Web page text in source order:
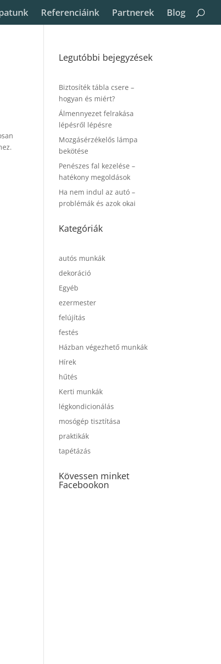
Referenciáink Partnerek Blog
Legutóbbi bejegyzések
Biztosíték tábla csere –
hogyan és miért?
Álmennyezet felrakása
lépésről lépésre
Mozgásérzékelős lámpa
bekötése
Penészes fal kezelése –
hatékony megoldások
Ha nem indul az autó –
problémák és azok okai
Kategóriák
autós munkák
dekoráció
Egyéb
ezermester
felújítás
festés
Házban végezhető munkák
Hírek
hűtés
Kerti munkák
légkondicionálás
mosógép tisztítása
praktikák
tapétázás
Kövessen minket
Facebookon